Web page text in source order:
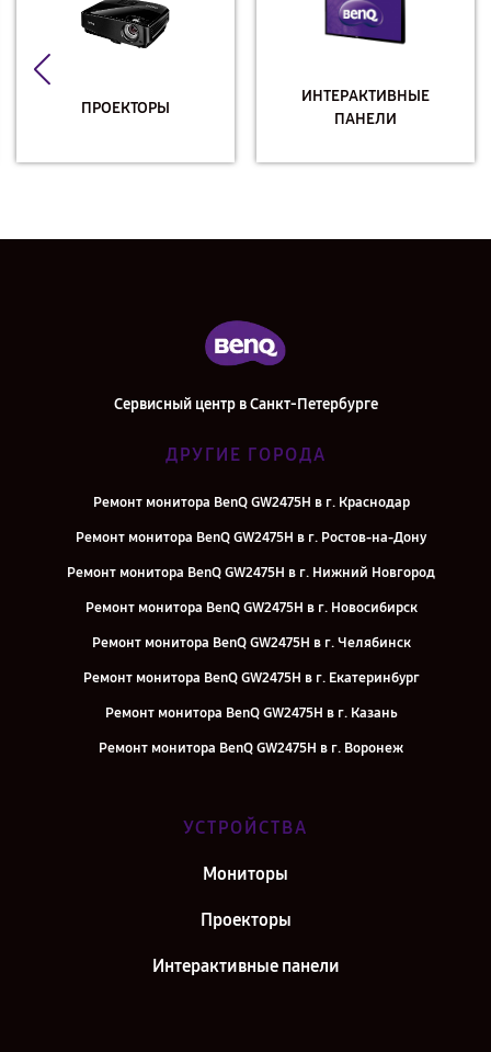
ПРОЕКТОРЫ
ИНТЕРАКТИВНЫЕ
ПАНЕЛИ
Сервисный центр в Санкт-Петербурге
ДРУГИЕ ГОРОДА
Ремонт монитора BenQ GW2475H в г. Краснодар
Ремонт монитора BenQ GW2475H в г. Ростов-на-Дону
Ремонт монитора BenQ GW2475H в г. Нижний Новгород
Ремонт монитора BenQ GW2475H в г. Новосибирск
Ремонт монитора BenQ GW2475H в г. Челябинск
Ремонт монитора BenQ GW2475H в г. Екатеринбург
Ремонт монитора BenQ GW2475H в г. Казань
Ремонт монитора BenQ GW2475H в г. Воронеж
Ремонт монитора BenQ GW2475H в г. Самара
Ремонт монитора BenQ GW2475H в г. Москва
УСТРОЙСТВА
Мониторы
Проекторы
Интерактивные панели